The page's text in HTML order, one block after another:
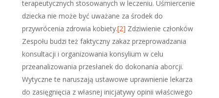
terapeutycznych stosowanych w leczeniu. Uśmiercenie
dziecka nie może być uważane za środek do
przywrócenia zdrowia kobiety.[2] Zdziwienie członków
Zespołu budzi też faktyczny zakaz przeprowadzania
konsultacji i organizowania konsylium w celu
przeanalizowania przesłanek do dokonania aborcji.
Wytyczne te naruszają ustawowe uprawnienie lekarza
do zasięgnięcia z własnej inicjatywy opinii właściwego